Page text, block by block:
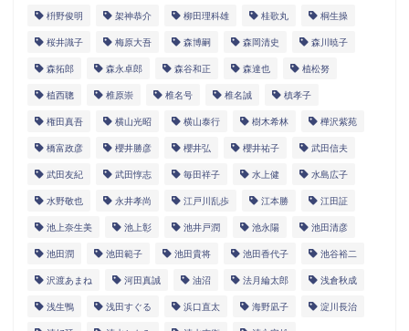
枡野俊明 架神恭介 柳田理科雄 桂歌丸 桐生操
桜井識子 梅原大吾 森博嗣 森岡清史 森川暁子
森拓郎 森永卓郎 森谷和正 森達也 植松努
植西聰 椎原崇 椎名号 椎名誠 槙孝子
権田真吾 横山光昭 横山泰行 樹木希林 樺沢紫苑
橋富政彦 櫻井勝彦 櫻井弘 櫻井祐子 武田信夫
武田友紀 武田惇志 毎田祥子 水上健 水島広子
水野敬也 永井孝尚 江戸川乱歩 江本勝 江田証
池上奈生美 池上彰 池井戸潤 池永陽 池田清彦
池田潤 池田範子 池田貴将 池田香代子 池谷裕二
沢渡あまね 河田真誠 油沼 法月綸太郎 浅倉秋成
浅生鴨 浅田すぐる 浜口直太 海野凪子 淀川長治